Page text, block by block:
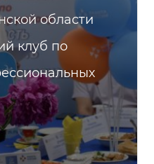
области
клуб по